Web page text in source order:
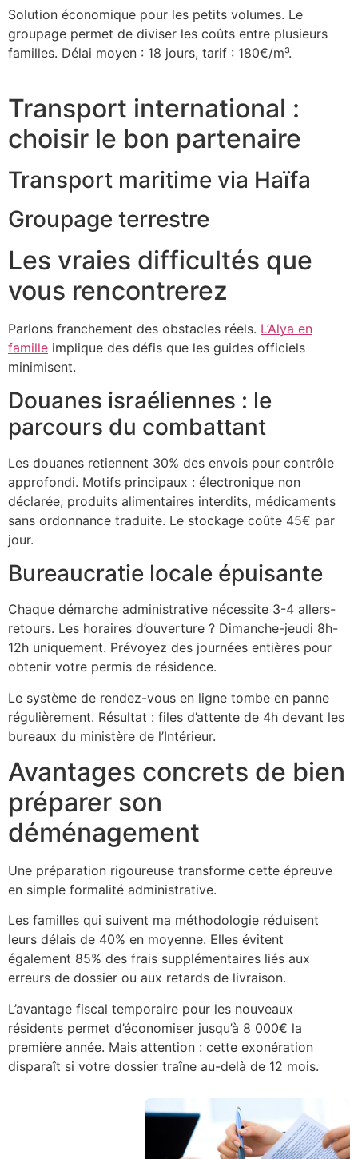
Solution économique pour les petits volumes. Le
groupage permet de diviser les coûts entre plusieurs
familles. Délai moyen : 18 jours, tarif : 180€/m³.
Transport international :
choisir le bon partenaire
Transport maritime via Haïfa
Groupage terrestre
Les vraies difficultés que
vous rencontrerez
Parlons franchement des obstacles réels. L’Alya en
famille implique des défis que les guides officiels
minimisent.
Douanes israéliennes : le
parcours du combattant
Les douanes retiennent 30% des envois pour contrôle
approfondi. Motifs principaux : électronique non
déclarée, produits alimentaires interdits, médicaments
sans ordonnance traduite. Le stockage coûte 45€ par
jour.
Bureaucratie locale épuisante
Chaque démarche administrative nécessite 3-4 allers-
retours. Les horaires d’ouverture ? Dimanche-jeudi 8h-
12h uniquement. Prévoyez des journées entières pour
obtenir votre permis de résidence.
Le système de rendez-vous en ligne tombe en panne
régulièrement. Résultat : files d’attente de 4h devant les
bureaux du ministère de l’Intérieur.
Avantages concrets de bien
préparer son
déménagement
Une préparation rigoureuse transforme cette épreuve
en simple formalité administrative.
Les familles qui suivent ma méthodologie réduisent
leurs délais de 40% en moyenne. Elles évitent
également 85% des frais supplémentaires liés aux
erreurs de dossier ou aux retards de livraison.
L’avantage fiscal temporaire pour les nouveaux
résidents permet d’économiser jusqu’à 8 000€ la
première année. Mais attention : cette exonération
disparaît si votre dossier traîne au-delà de 12 mois.